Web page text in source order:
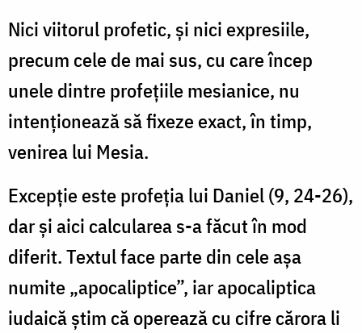
Nici viitorul profetic, şi nici expresiile,
precum cele de mai sus, cu care încep
unele dintre profeţiile mesianice, nu
intenţionează să fixeze exact, în timp,
venirea lui Mesia.
Excepţie este profeţia lui Daniel (9, 24-26),
dar şi aici calcularea s-a făcut în mod
diferit. Textul face parte din cele aşa
numite „apocaliptice”, iar apocaliptica
iudaică ştim că operează cu cifre cărora li